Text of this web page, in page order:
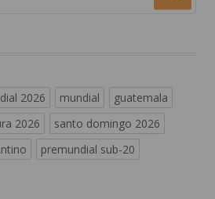
2026 mundial
guatemala
2026
santo domingo 2026
premundial sub-20